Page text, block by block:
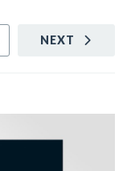
NEXT